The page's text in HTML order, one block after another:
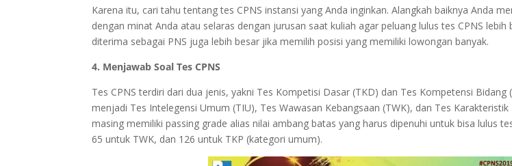
Karena itu, cari tahu tentang tes CPNS instansi yang Anda inginkan. Alangkah baiknya Anda
dengan minat Anda atau selaras dengan jurusan saat kuliah agar peluang lulus tes CPNS lebih
diterima sebagai PNS juga lebih besar jika memilih posisi yang memiliki lowongan banyak.
4. Menjawab Soal Tes CPNS
Tes CPNS terdiri dari dua jenis, yakni Tes Kompetisi Dasar (TKD) dan Tes Kompetensi Bidang
menjadi Tes Intelegensi Umum (TIU), Tes Wawasan Kebangsaan (TWK), dan Tes
masing memiliki passing grade alias nilai ambang batas yang harus dipenuhi untuk bisa lulus
65 untuk TWK, dan 126 untuk TKP (kategori umum).